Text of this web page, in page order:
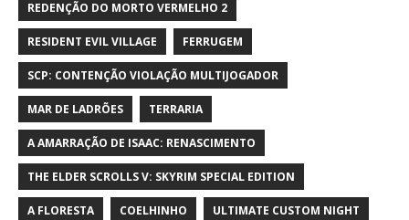
REDENÇÃO DO MORTO VERMELHO 2
RESIDENT EVIL VILLAGE FERRUGEM
SCP: CONTENÇÃO VIOLAÇÃO MULTIJOGADOR
MAR DE LADRÕES TERRARIA
A AMARRAÇÃO DE ISAAC: RENASCIMENTO
THE ELDER SCROLLS V: SKYRIM SPECIAL EDITION
A FLORESTA COELHINHO ULTIMATE CUSTOM NIGHT